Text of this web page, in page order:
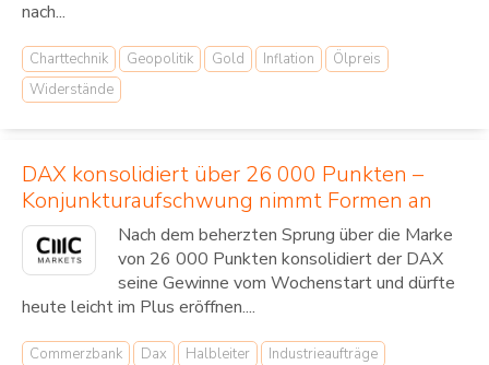
nach...
Charttechnik Geopolitik Gold Inflation
Ölpreis
Widerstände
DAX konsolidiert über 26 000 Punkten –
Konjunkturaufschwung nimmt Formen an
Nach dem beherzten Sprung über die Marke
von 26 000 Punkten konsolidiert der DAX
seine Gewinne vom Wochenstart und dürfte
heute leicht im Plus eröffnen....
Commerzbank Dax Halbleiter
Industrieaufträge